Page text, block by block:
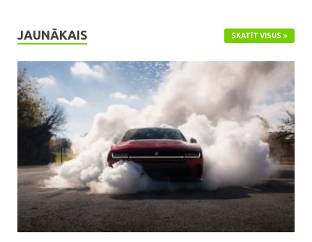
JAUNĀKAIS SKATĪT VISUS